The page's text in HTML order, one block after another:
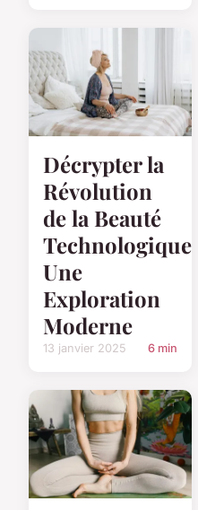
Décrypter la
Révolution
de la Beauté
Technologique:
Une
Exploration
Moderne
13 janvier 2025 6 min